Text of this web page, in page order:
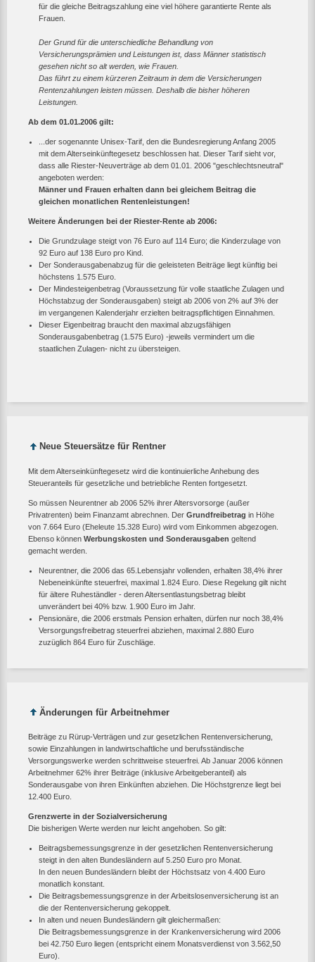
für die gleiche Beitragszahlung eine viel höhere garantierte Rente als
Frauen.
Der Grund für die unterschiedliche Behandlung von
Versicherungsprämien und Leistungen ist, dass Männer statistisch
gesehen nicht so alt werden, wie Frauen.
Das führt zu einem kürzeren Zeitraum in dem die Versicherungen
Rentenzahlungen leisten müssen. Deshalb die bisher höheren
Leistungen.
Ab dem 01.01.2006 gilt:
...der sogenannte Unisex-Tarif, den die Bundesregierung Anfang 2005
mit dem Alterseinkünftegesetz beschlossen hat. Dieser Tarif sieht vor,
dass alle Riester-Neuverträge ab dem 01.01. 2006 "geschlechtsneutral"
angeboten werden:
Männer und Frauen erhalten dann bei gleichem Beitrag die
gleichen monatlichen Rentenleistungen!
Weitere Änderungen bei der Riester-Rente ab 2006:
Die Grundzulage steigt von 76 Euro auf 114 Euro; die Kinderzulage von
92 Euro auf 138 Euro pro Kind.
Der Sonderausgabenabzug für die geleisteten Beiträge liegt künftig bei
höchstens 1.575 Euro.
Der Mindesteigenbetrag (Voraussetzung für volle staatliche Zulagen und
Höchstabzug der Sonderausgaben) steigt ab 2006 von 2% auf 3% der
im vergangenen Kalenderjahr erzielten beitragspflichtigen Einnahmen.
Dieser Eigenbeitrag braucht den maximal abzugsfähigen
Sonderausgabenbetrag (1.575 Euro) -jeweils vermindert um die
staatlichen Zulagen- nicht zu übersteigen.
Neue Steuersätze für Rentner
Mit dem Alterseinkünftegesetz wird die kontinuierliche Anhebung des
Steueranteils für gesetzliche und betriebliche Renten fortgesetzt.
So müssen Neurentner ab 2006 52% ihrer Altersvorsorge (außer
Privatrenten) beim Finanzamt abrechnen. Der Grundfreibetrag in Höhe
von 7.664 Euro (Eheleute 15.328 Euro) wird vom Einkommen abgezogen.
Ebenso können Werbungskosten und Sonderausgaben geltend
gemacht werden.
Neurentner, die 2006 das 65.Lebensjahr vollenden, erhalten 38,4% ihrer
Nebeneinkünfte steuerfrei, maximal 1.824 Euro. Diese Regelung gilt nicht
für ältere Ruheständler - deren Altersentlastungsbetrag bleibt
unverändert bei 40% bzw. 1.900 Euro im Jahr.
Pensionäre, die 2006 erstmals Pension erhalten, dürfen nur noch 38,4%
Versorgungsfreibetrag steuerfrei abziehen, maximal 2.880 Euro
zuzüglich 864 Euro für Zuschläge.
Änderungen für Arbeitnehmer
Beiträge zu Rürup-Verträgen und zur gesetzlichen Rentenversicherung,
sowie Einzahlungen in landwirtschaftliche und berufsständische
Versorgungswerke werden schrittweise steuerfrei. Ab Januar 2006 können
Arbeitnehmer 62% ihrer Beiträge (inklusive Arbeitgeberanteil) als
Sonderausgabe von ihren Einkünften abziehen. Die Höchstgrenze liegt bei
12.400 Euro.
Grenzwerte in der Sozialversicherung
Die bisherigen Werte werden nur leicht angehoben. So gilt:
Beitragsbemessungsgrenze in der gesetzlichen Rentenversicherung
steigt in den alten Bundesländern auf 5.250 Euro pro Monat.
In den neuen Bundesländern bleibt der Höchstsatz von 4.400 Euro
monatlich konstant.
Die Beitragsbemessungsgrenze in der Arbeitslosenversicherung ist an
die der Rentenversicherung gekoppelt.
In alten und neuen Bundesländern gilt gleichermaßen:
Die Beitragsbemessungsgrenze in der Krankenversicherung wird 2006
bei 42.750 Euro liegen (entspricht einem Monatsverdienst von 3.562,50
Euro).